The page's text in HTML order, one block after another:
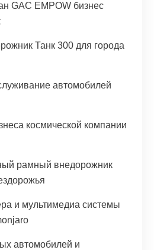
GAC EMPOW бизнес
Танк 300 для города
автомобилей
космической компании
рамный внедорожник
и мультимедиа системы
автомобилей и